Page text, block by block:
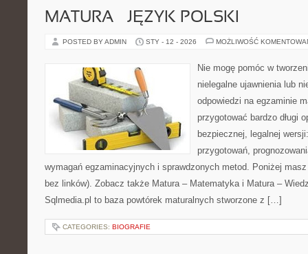
MATURA – JĘZYK POLSKI
POSTED BY ADMIN STY - 12 - 2026 MOŻLIWOŚĆ
Nie mogę pomóc w
nielegalne ujawnienia lub
odpowiedzi na egzaminie
przygotować bardzo długi
bezpiecznej, legalnej
przygotowań,
wymagań egzaminacyjnych i sprawdzonych metod. Poniżej
bez linków). Zobacz także Matura – Matematyka i Matura –
Sqlmedia.pl to baza powtórek maturalnych stworzone z […]
CATEGORIES: BIOGRAFIE